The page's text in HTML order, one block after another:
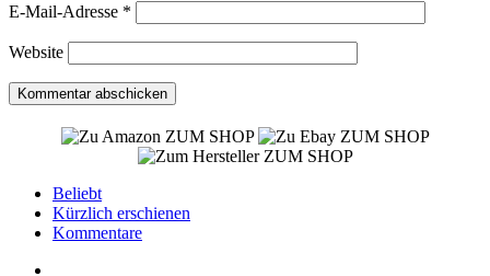
E-Mail-Adresse *
Website
ZUM SHOP
ZUM SHOP
ZUM SHOP
Beliebt
Kürzlich erschienen
Kommentare